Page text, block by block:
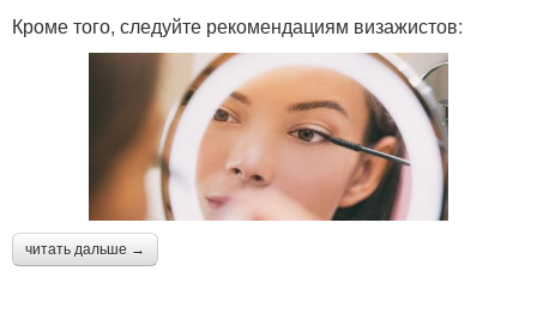
Кроме того, следуйте рекомендациям визажистов:
читать дальше →